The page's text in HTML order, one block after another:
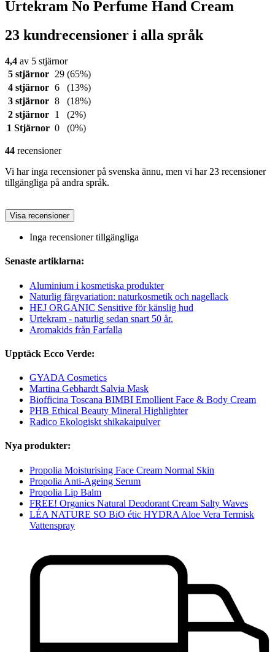
Urtekram No Perfume Hand Cream
23 kundrecensioner i alla språk
4,4 av 5 stjärnor
5 stjärnor
29 (65%)
4 stjärnor 6
(13%)
3 stjärnor 8
(18%)
2 stjärnor
1
(2%)
1 Stjärnor 0 (0%)
44 recensioner
Vi har inga recensioner på svenska ännu, men vi har 23 recensioner
tillgängliga på andra språk.
Visa recensioner
Inga recensioner tillgängliga
Senaste artiklarna:
Aluminium i kosmetiska produkter
Naturlig färgvariation: naturkosmetik och nagellack
HEJ ORGANIC Sensitive för känslig hud
Urtekram - naturlig sedan snart 50 år.
Aromakids från Farfalla
Upptäck Ecco Verde:
GYADA Cosmetics
Martina Gebhardt Salvia Mask
Biofficina Toscana BIMBI Emollient Face & Body Cream
PHB Ethical Beauty Mineral Highlighter
Radico Ekologiskt shikakaipulver
Nya produkter:
Propolia Moisturising Face Cream Normal Skin
Propolia Anti-Ageing Serum
Propolia Lip Balm
FREE! Organics Natural Deodorant Cream Salty Waves
LÉA NATURE SO BiO étic HYDRA Aloe Vera Termisk
Vattenspray